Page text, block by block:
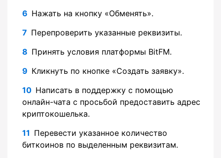
Нажать на кнопку «Обменять».
Перепроверить указанные реквизиты.
Принять условия платформы BitFM.
Кликнуть по кнопке «Создать заявку».
Написать в поддержку с помощью
онлайн-чата с просьбой предоставить адрес
криптокошелька.
Перевести указанное количество
биткоинов по выделенным реквизитам.